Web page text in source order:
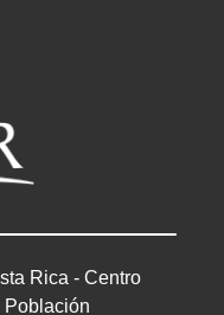
Rica - Centro
Población